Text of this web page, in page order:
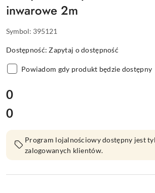
inwarowe 2m
Symbol: 395121
Dostępność:Zapytaj o dostępność
Powiadom gdy produkt będzie dostępny
cena:
0
Cena:
0
Program lojalnościowy dostępny jest
zalogowanych klientów.